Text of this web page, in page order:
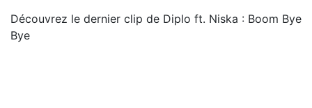
Découvrez le dernier clip de Diplo ft. Niska : Boom Bye
Bye